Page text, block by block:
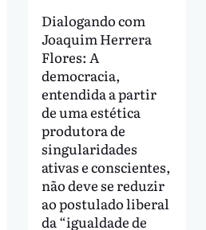
Dialogando com
Joaquim Herrera
Flores: A
democracia,
entendida a partir
de uma estética
produtora de
singularidades
ativas e conscientes,
não deve se reduzir
ao postulado liberal
da “igualdade de